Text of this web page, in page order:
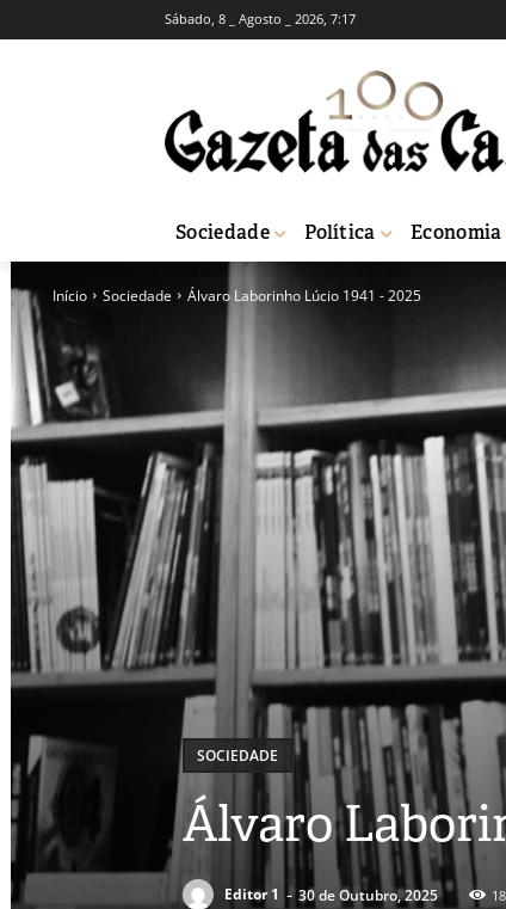
Sábado, 8 _ Agosto _ 2026, 7:17
Sociedade Política Economia
Início Sociedade Álvaro Laborinho Lúcio 1941 - 2025
SOCIEDADE
Álvaro
Editor 1 - 30 de Outubro, 2025